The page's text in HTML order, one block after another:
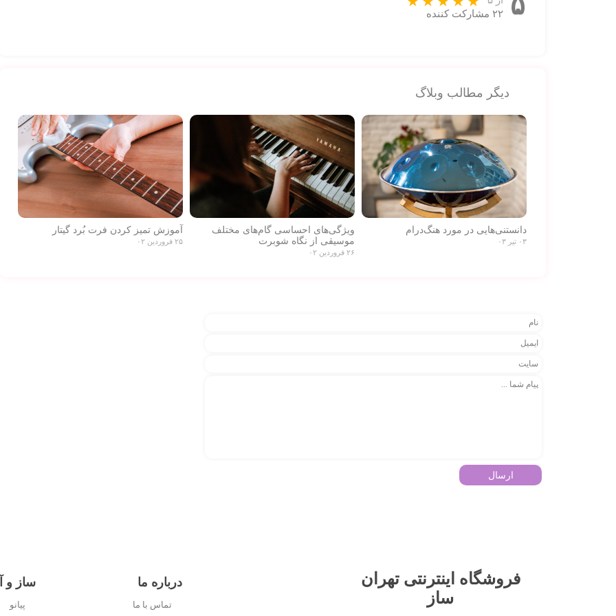
۲۲ مشارکت کننده
دیگر مطالب وبلاگ
دانستنی‌هایی در مورد هنگ‌درام
۰۳ تیر ۰۳
ویژگی‌های احساسی گام‌های مختلف
موسیقی از نگاه شوبرت
۲۶ فروردین ۰۲
آموزش تمیز کردن فرت بُرد گیتار
۲۵ فروردین ۰۲
ارسال
فروشگاه اینترنتی تهران
ساز
تماس با ما
درباره ما ساز و
پیانو